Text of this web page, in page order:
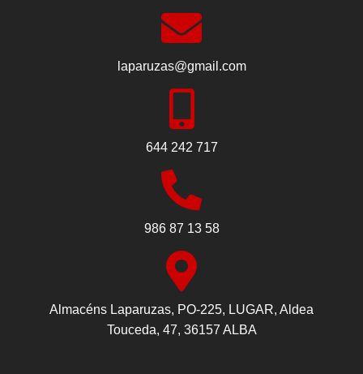
laparuzas@gmail.com
644 242 717
986 87 13 58
Almacéns Laparuzas, PO-225, LUGAR, Aldea
Touceda, 47, 36157 ALBA